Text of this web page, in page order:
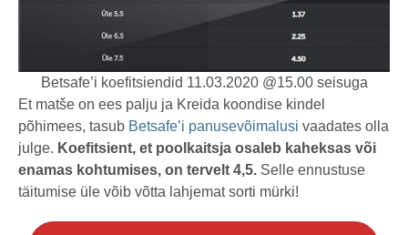
Betsafe’i koefitsiendid 11.03.2020 @15.00 seisuga
Et matše on ees palju ja Kreida koondise kindel
põhimees, tasub Betsafe’i panusevõimalusi vaadates olla
julge. Koefitsient, et poolkaitsja osaleb kaheksas või
enamas kohtumises, on tervelt 4,5. Selle ennustuse
täitumise üle võib võtta lahjemat sorti mürki!